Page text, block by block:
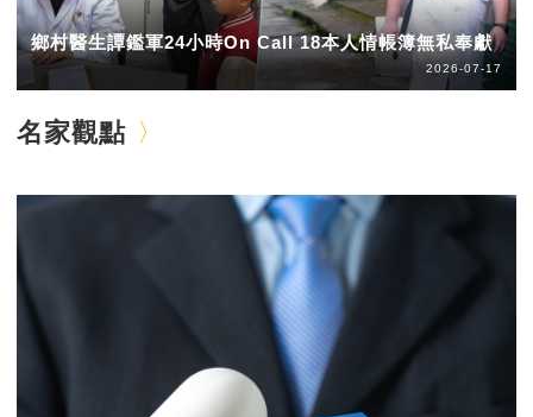
鄉村醫生譚鑑軍24小時On Call 18本人情帳簿無私奉獻
2026-07-17
名家觀點